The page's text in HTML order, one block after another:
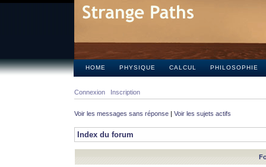
HOME PHYSIQUE CALCUL PHILOSOPHIE
Connexion Inscription
Voir les messages sans réponse | Voir les sujets actifs
Index du forum